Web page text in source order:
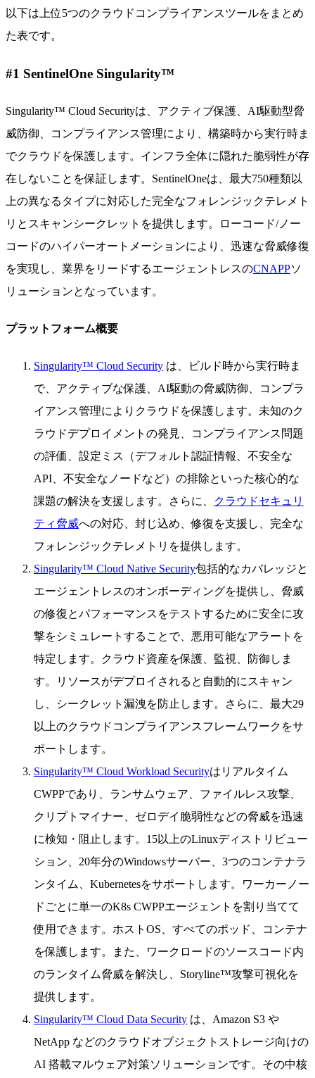
以下は上位5つのクラウドコンプライアンスツールをまとめ
た表です。
#1 SentinelOne Singularity™
Singularity™ Cloud Securityは、アクティブ保護、AI駆動型脅
威防御、コンプライアンス管理により、構築時から実行時ま
でクラウドを保護します。インフラ全体に隠れた脆弱性が存
在しないことを保証します。SentinelOneは、最大750種類以
上の異なるタイプに対応した完全なフォレンジックテレメト
リとスキャンシークレットを提供します。ローコード/ノー
コードのハイパーオートメーションにより、迅速な脅威修復
を実現し、業界をリードするエージェントレスのCNAPPソ
リューションとなっています。
プラットフォーム概要
Singularity™ Cloud Security は、ビルド時から実行時ま
で、アクティブな保護、AI駆動の脅威防御、コンプラ
イアンス管理によりクラウドを保護します。未知のク
ラウドデプロイメントの発見、コンプライアンス問題
の評価、設定ミス（デフォルト認証情報、不安全な
API、不安全なノードなど）の排除といった核心的な
課題の解決を支援します。さらに、
クラウドセキュリ
ティ脅威への対応、封じ込め、修復を支援し、完全な
フォレンジックテレメトリを提供します。
Singularity™ Cloud Native Security包括的なカバレッジと
エージェントレスのオンボーディングを提供し、脅威
の修復とパフォーマンスをテストするために安全に攻
撃をシミュレートすることで、悪用可能なアラートを
特定します。クラウド資産を保護、監視、防御しま
す。リソースがデプロイされると自動的にスキャン
し、シークレット漏洩を防止します。さらに、最大29
以上のクラウドコンプライアンスフレームワークをサ
ポートします。
Singularity™ Cloud Workload Securityはリアルタイム
CWPPであり、ランサムウェア、ファイルレス攻撃、
クリプトマイナー、ゼロデイ脆弱性などの脅威を迅速
に検知・阻止します。15以上のLinuxディストリビュー
ション、20年分のWindowsサーバー、3つのコンテナラ
ンタイム、Kubernetesをサポートします。ワーカーノー
ドごとに単一のK8s CWPPエージェントを割り当てて
使用できます。ホストOS、すべてのポッド、コンテナ
を保護します。また、ワークロードのソースコード内
のランタイム脅威を解決し、Storyline™攻撃可視化を
提供します。
Singularity™ Cloud Data Security は、Amazon S3 や
NetApp などのクラウドオブジェクトストレージ向けの
AI 搭載マルウェア対策ソリューションです。その中核